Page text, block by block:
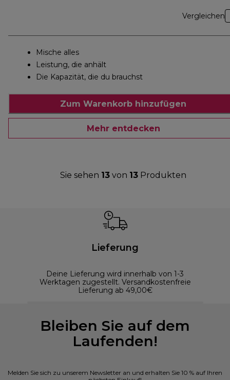
Vergleichen
Mische alles
Leistung, die anhält
Die Kapazität, die du brauchst
Zum Warenkorb hinzufügen
Mehr entdecken
Sie sehen 13 von 13 Produkten
Lieferung
Deine Lieferung wird innerhalb von 1-3
Werktagen zugestellt. Versandkostenfreie
Lieferung ab 49,00€
Bleiben Sie auf dem
Laufenden!
Melden Sie sich zu unserem Newsletter an und erhalten Sie 10 % auf Ihren